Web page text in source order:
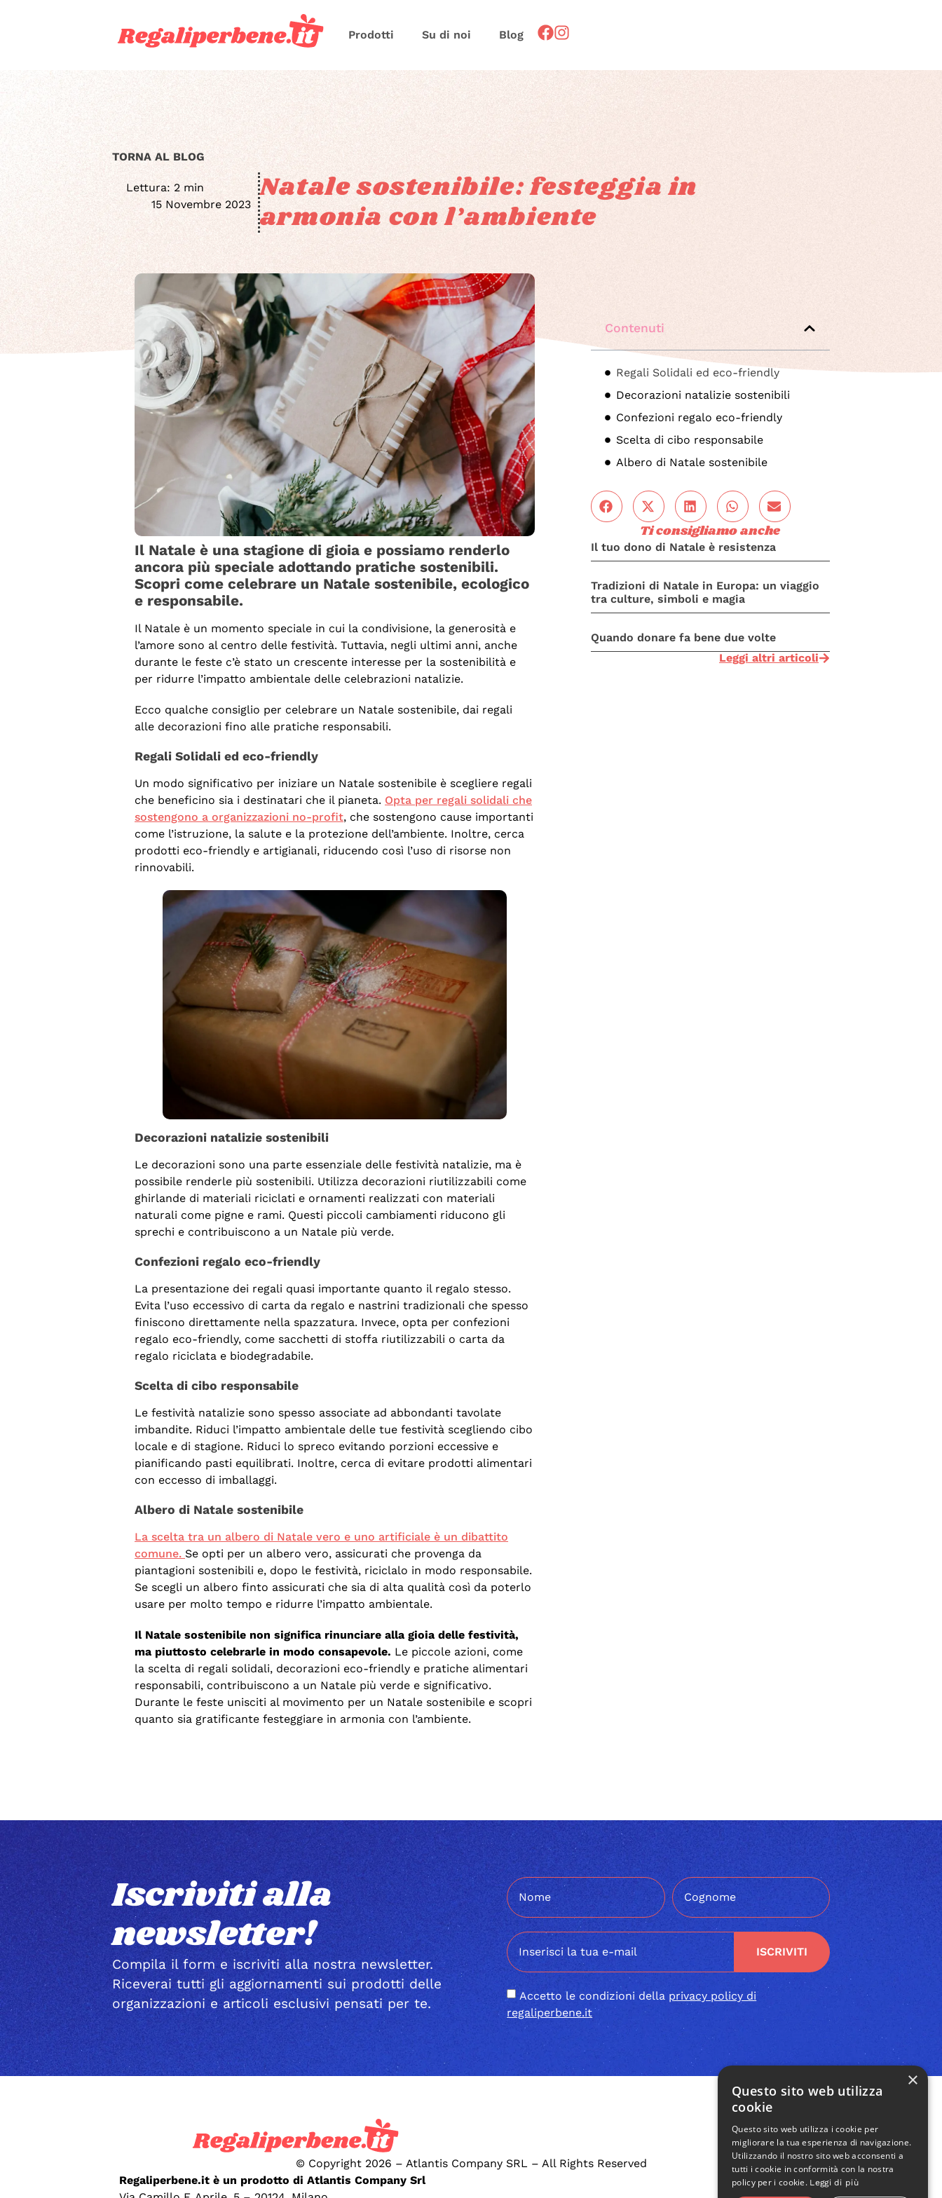
Prodotti Su di noi Blog
TORNA AL BLOG
Lettura: 2 min
15 Novembre 2023
Natale sostenibile: festeggia in
armonia con l’ambiente
Il Natale è una stagione di gioia e possiamo renderlo
ancora più speciale adottando pratiche sostenibili.
Scopri come celebrare un Natale sostenibile, ecologico
e responsabile.
Il Natale è un momento speciale in cui la condivisione, la generosità e
l’amore sono al centro delle festività. Tuttavia, negli ultimi anni, anche
durante le feste c’è stato un crescente interesse per la sostenibilità e
per ridurre l’impatto ambientale delle celebrazioni natalizie.
Ecco qualche consiglio per celebrare un Natale sostenibile, dai regali
alle decorazioni fino alle pratiche responsabili.
Regali Solidali ed eco-friendly
Un modo significativo per iniziare un Natale sostenibile è scegliere regali
che beneficino sia i destinatari che il pianeta. Opta per regali solidali che
sostengono a organizzazioni no-profit, che sostengono cause importanti
come l’istruzione, la salute e la protezione dell’ambiente. Inoltre, cerca
prodotti eco-friendly e artigianali, riducendo così l’uso di risorse non
rinnovabili.
Decorazioni natalizie sostenibili
Le decorazioni sono una parte essenziale delle festività natalizie, ma è
possibile renderle più sostenibili. Utilizza decorazioni riutilizzabili come
ghirlande di materiali riciclati e ornamenti realizzati con materiali
naturali come pigne e rami. Questi piccoli cambiamenti riducono gli
sprechi e contribuiscono a un Natale più verde.
Confezioni regalo eco-friendly
La presentazione dei regali quasi importante quanto il regalo stesso.
Evita l’uso eccessivo di carta da regalo e nastrini tradizionali che spesso
finiscono direttamente nella spazzatura. Invece, opta per confezioni
regalo eco-friendly, come sacchetti di stoffa riutilizzabili o carta da
regalo riciclata e biodegradabile.
Scelta di cibo responsabile
Le festività natalizie sono spesso associate ad abbondanti tavolate
imbandite. Riduci l’impatto ambientale delle tue festività scegliendo cibo
locale e di stagione. Riduci lo spreco evitando porzioni eccessive e
pianificando pasti equilibrati. Inoltre, cerca di evitare prodotti alimentari
con eccesso di imballaggi.
Albero di Natale sostenibile
La scelta tra un albero di Natale vero e uno artificiale è un dibattito
comune. Se opti per un albero vero, assicurati che provenga da
piantagioni sostenibili e, dopo le festività, riciclalo in modo responsabile.
Se scegli un albero finto assicurati che sia di alta qualità così da poterlo
usare per molto tempo e ridurre l’impatto ambientale.
Il Natale sostenibile non significa rinunciare alla gioia delle festività,
ma piuttosto celebrarle in modo consapevole. Le piccole azioni, come
la scelta di regali solidali, decorazioni eco-friendly e pratiche alimentari
responsabili, contribuiscono a un Natale più verde e significativo.
Durante le feste unisciti al movimento per un Natale sostenibile e scopri
quanto sia gratificante festeggiare in armonia con l’ambiente.
Contenuti
Regali Solidali ed eco-friendly
Decorazioni natalizie sostenibili
Confezioni regalo eco-friendly
Scelta di cibo responsabile
Albero di Natale sostenibile
Ti consigliamo anche
Il tuo dono di Natale è resistenza
Tradizioni di Natale in Europa: un viaggio
tra culture, simboli e magia
Quando donare fa bene due volte
Leggi altri articoli
Iscriviti alla
newsletter!
Compila il form e iscriviti alla nostra newsletter.
Riceverai tutti gli aggiornamenti sui prodotti delle
organizzazioni e articoli esclusivi pensati per te.
Accetto le condizioni della privacy policy di
regaliperbene.it
ISCRIVITI
© Copyright 2026 – Atlantis Company SRL – All Rights Reserved
Regaliperbene.it è un prodotto di Atlantis Company Srl
×
Questo sito web utilizza
cookie
Questo sito web utilizza i cookie per
migliorare la tua esperienza di navigazione.
Utilizzando il nostro sito web acconsenti a
tutti i cookie in conformità con la nostra
policy per i cookie. Leggi di più